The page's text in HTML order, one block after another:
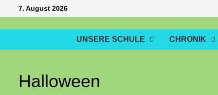
Inhalt
springen
7. August 2026
UNSERE SCHULE CHRONIK
Halloween